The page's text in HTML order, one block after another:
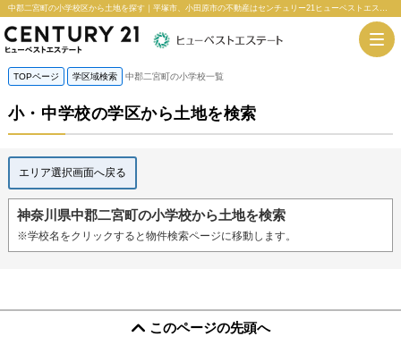
中郡二宮町の小学校区から土地を探す｜平塚市、小田原市の不動産はセンチュリー21ヒューベストエステート
TOPページ 学区域検索 中郡二宮町の小学校一覧
小・中学校の学区から土地を検索
エリア選択画面へ戻る
神奈川県中郡二宮町の小学校から土地を検索
※学校名をクリックすると物件検索ページに移動します。
このページの先頭へ